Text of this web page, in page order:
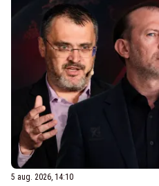
5 aug. 2026, 14:10